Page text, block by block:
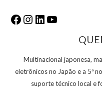
Multinacional japonesa,
eletrônicos no Japão e a 5ª
suporte técnico local e